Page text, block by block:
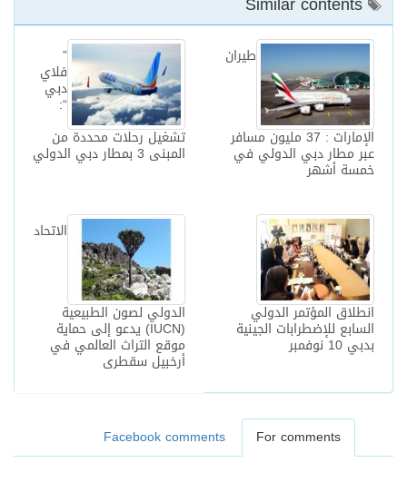
”
فلاي
دبي
“:
تشغيل رحلات محددة من
المبنى 3 بمطار دبي الدولي
طيران
الإمارات : 37 مليون مسافر
عبر مطار دبي الدولي في
خمسة أشهر
الاتحاد
الدولي لصون الطبيعية
(IUCN) يدعو إلى حماية
موقع التراث العالمي في
أرخبيل سقطرى
انطلاق المؤتمر الدولي
السابع للإضطرابات الجينية
بدبي 10 نوفمبر
For comments
Facebook comments